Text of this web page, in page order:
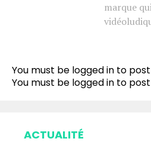
marque
You must be logged in to
You must be logged in to
ACTUALITÉ